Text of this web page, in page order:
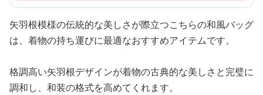
矢羽根模様の伝統的な美しさが際立つこちらの和風バッグ
は、着物の持ち運びに最適なおすすめアイテムです。
格調高い矢羽根デザインが着物の古典的な美しさと完璧に
調和し、和装の格式を高めてくれます。